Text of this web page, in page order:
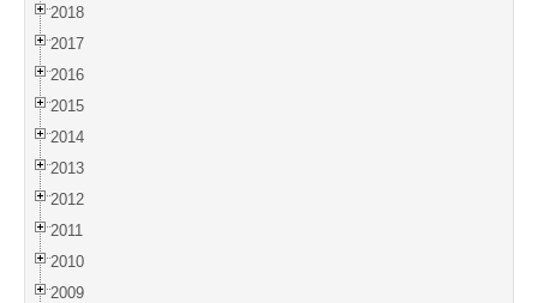
2018
2017
2016
2015
2014
2013
2012
2011
2010
2009